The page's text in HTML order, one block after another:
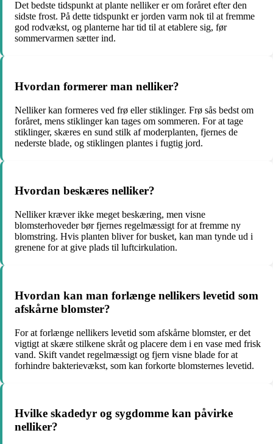
Det bedste tidspunkt at plante nelliker er om foråret efter den
sidste frost. På dette tidspunkt er jorden varm nok til at fremme
god rodvækst, og planterne har tid til at etablere sig, før
sommervarmen sætter ind.
Hvordan formerer man nelliker?
Nelliker kan formeres ved frø eller stiklinger. Frø sås bedst om
foråret, mens stiklinger kan tages om sommeren. For at tage
stiklinger, skæres en sund stilk af moderplanten, fjernes de
nederste blade, og stiklingen plantes i fugtig jord.
Hvordan beskæres nelliker?
Nelliker kræver ikke meget beskæring, men visne
blomsterhoveder bør fjernes regelmæssigt for at fremme ny
blomstring. Hvis planten bliver for busket, kan man tynde ud i
grenene for at give plads til luftcirkulation.
Hvordan kan man forlænge nellikers levetid som
afskårne blomster?
For at forlænge nellikers levetid som afskårne blomster, er det
vigtigt at skære stilkene skråt og placere dem i en vase med frisk
vand. Skift vandet regelmæssigt og fjern visne blade for at
forhindre bakterievækst, som kan forkorte blomsternes levetid.
Hvilke skadedyr og sygdomme kan påvirke
nelliker?